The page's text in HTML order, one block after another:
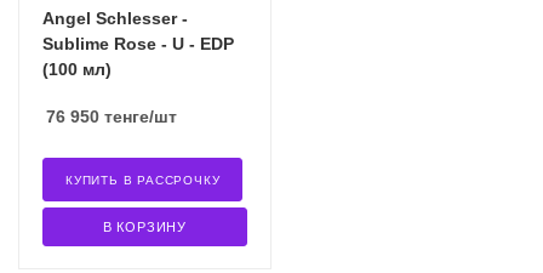
Angel Schlesser -
Sublime Rose - U - EDP
(100 мл)
76 950 тенге/шт
В КОРЗИНУ
КУПИТЬ В РАССРОЧКУ